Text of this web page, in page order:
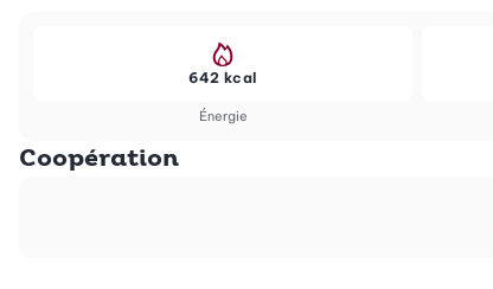
Énergie
642 kcal
Coopération